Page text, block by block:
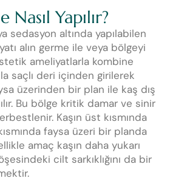
Nasıl Yapılır?
sedasyon altında yapılabilen
alın germe ile veya bölgeyi
ameliyatlarla kombine
saçlı deri içinden girilerek
üzerinden bir plan ile kaş dış
Bu bölge kritik damar ve sinir
Kaşın üst kısmında
faysa üzeri bir planda
amaç kaşın daha yukarı
cilt sarkıklığını da bir